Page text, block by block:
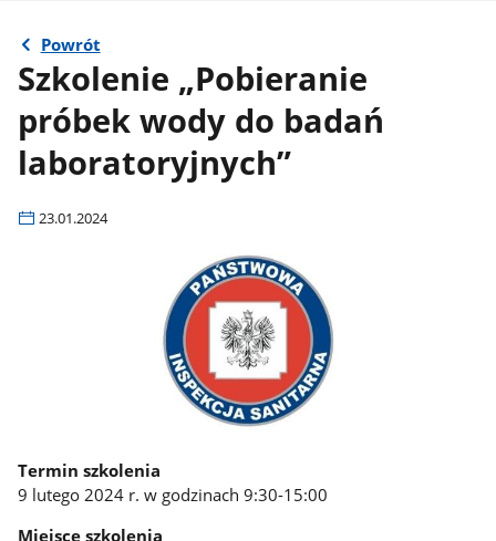
Powrót
Szkolenie „Pobieranie
próbek wody do badań
laboratoryjnych”
23.01.2024
Termin szkolenia
9 lutego 2024 r. w godzinach 9:30-15:00
Miejsce szkolenia